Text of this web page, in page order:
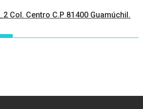
Col. Centro C.P 81400 Guamúchil.